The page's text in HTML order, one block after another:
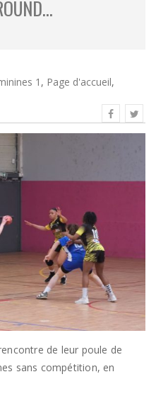
1 , Page d'accueil,
de leur poule de
sans compétition, en